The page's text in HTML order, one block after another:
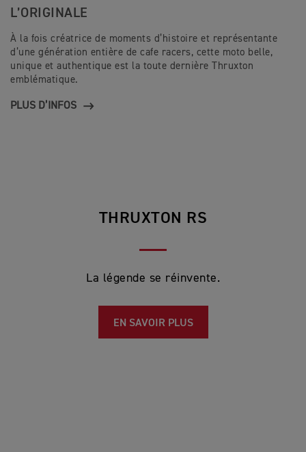
L’ORIGINALE
À la fois créatrice de moments d’histoire et représentante
d’une génération entière de cafe racers, cette moto belle,
unique et authentique est la toute dernière Thruxton
emblématique.
PLUS D’INFOS
THRUXTON RS
La légende se réinvente.
EN SAVOIR PLUS